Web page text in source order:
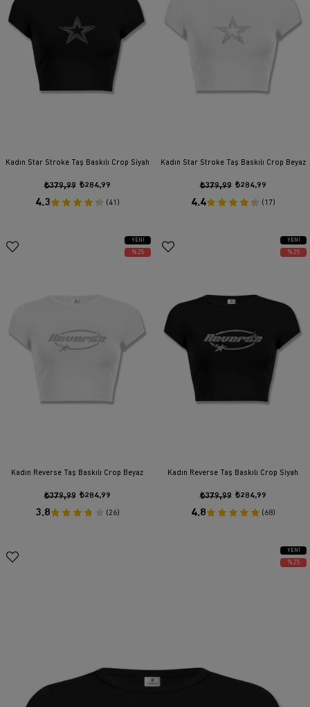
Kadın Star Stroke Taş Baskılı Crop Siyah
₺284,99
₺379,99
4.3 (41)
Kadın Star Stroke Taş Baskılı Crop Beyaz
₺284,99
₺379,99
4.4 (17)
Kadın Reverse Taş Baskılı Crop Beyaz
₺284,99
₺379,99
3.8 (26)
YENI
ÜRÜN
%25
Kadın Reverse Taş Baskılı Crop Siyah
₺284,99
₺379,99
4.8 (68)
YENI
ÜRÜN
%25
YENI
ÜRÜN
%25